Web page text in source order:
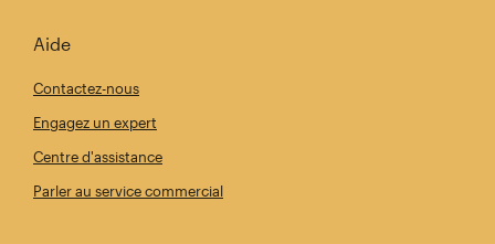
Aide
Contactez-nous
Engagez un expert
Centre d'assistance
Parler au service commercial